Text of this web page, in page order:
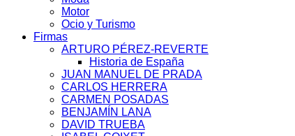
Motor
Ocio y Turismo
Firmas
ARTURO PÉREZ-REVERTE
Historia de España
JUAN MANUEL DE PRADA
CARLOS HERRERA
CARMEN POSADAS
BENJAMÍN LANA
DAVID TRUEBA